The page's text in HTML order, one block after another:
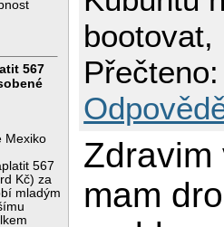
567
Mexiko
567
Kč) za
mladým
bootovat,
Zdravim
mam